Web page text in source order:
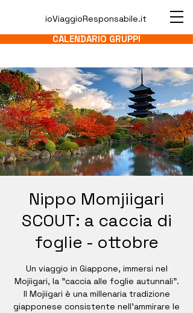
ioViaggioResponsabile.it
CALENDARIO GRUPPI
Nippo Momjiigari
SCOUT: a caccia di
foglie - ottobre
Un viaggio in Giappone, immersi nel
Mojiigari, la "caccia alle foglie autunnali".
Il Mojiigari è una millenaria tradizione
giapponese consistente nell'ammirare le